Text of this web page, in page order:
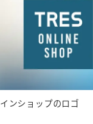
ンショップのロゴ